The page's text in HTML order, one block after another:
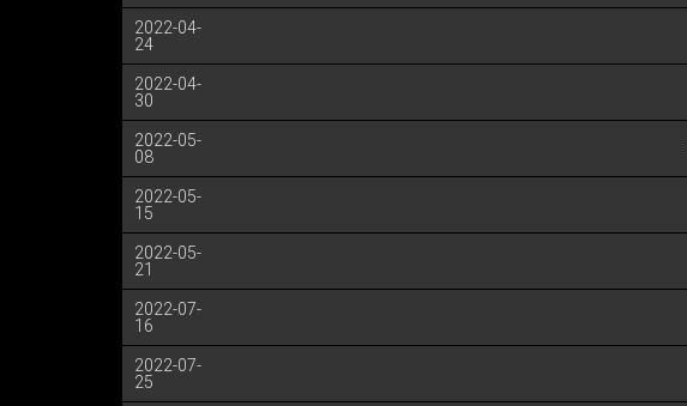
2022-04-
24
2022-04-
30
2022-05-
08
2022-05-
15
2022-05-
21
2022-07-
16
2022-07-
25